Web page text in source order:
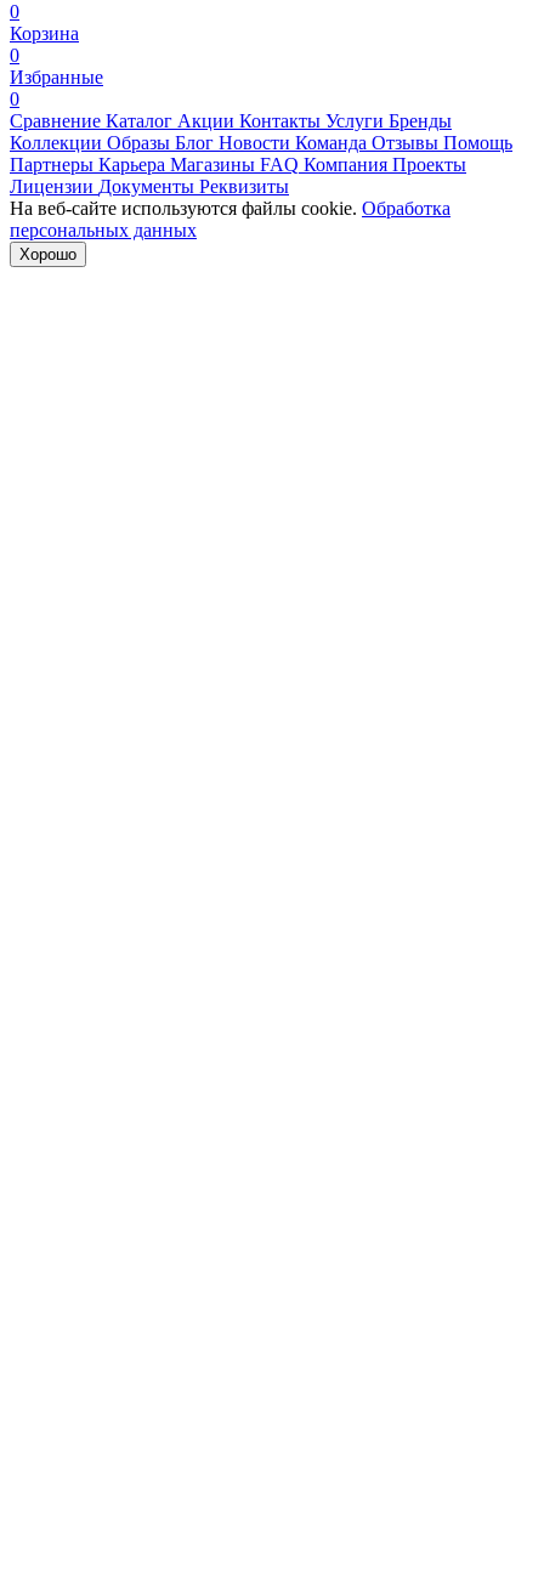
0
Корзина
0
Избранные
0
Сравнение Каталог Акции Контакты Услуги Бренды
Коллекции Образы Блог Новости Команда Отзывы Помощь
Партнеры Карьера Магазины FAQ Компания Проекты
Лицензии Документы Реквизиты
На веб-сайте используются файлы cookie. Обработка
персональных данных
Хорошо